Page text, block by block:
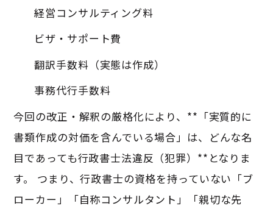
経営コンサルティング料
ビザ・サポート費
翻訳手数料（実態は作成）
事務代行手数料
今回の改正・解釈の厳格化により、**「実質的に
書類作成の対価を含んでいる場合」は、どんな名
目であっても行政書士法違反（犯罪）**となりま
す。 つまり、行政書士の資格を持っていない「ブ
ローカー」「自称コンサルタント」「親切な先